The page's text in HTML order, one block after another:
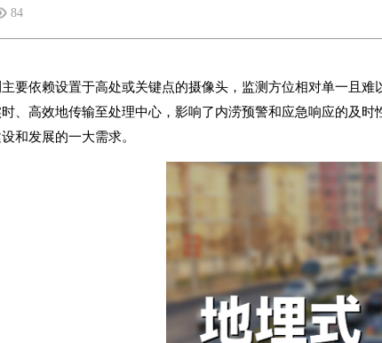
84
主要依赖设置于高处或关键点的摄像头，监测方位相对单一且
、高效地传输至处理中心，影响了内涝预警和应急响应的及
和发展的一大需求。